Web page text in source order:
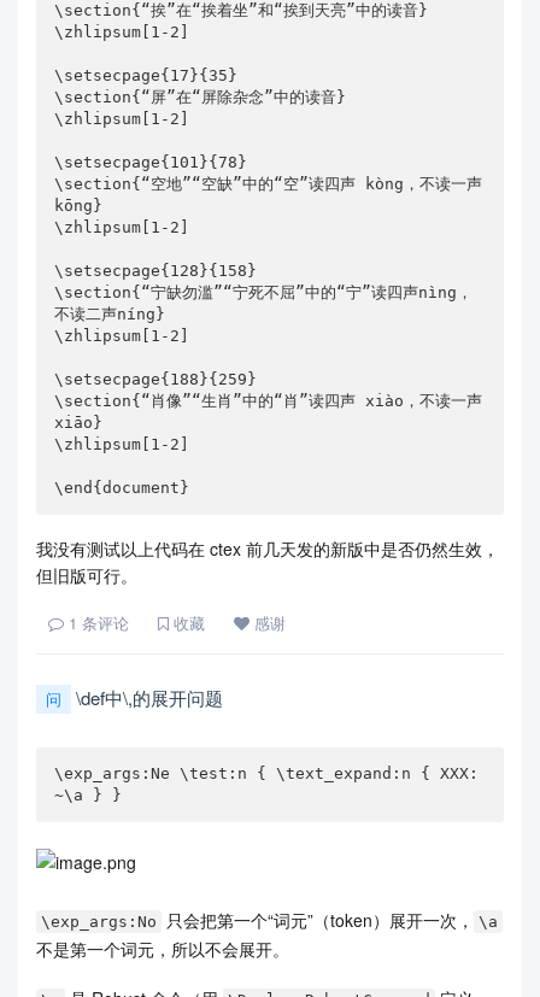
\section{“挨”在“挨着坐”和“挨到天亮”中的读音}
\zhlipsum[1-2]
\setsecpage{17}{35}
\section{“屏”在“屏除杂念”中的读音}
\zhlipsum[1-2]
\setsecpage{101}{78}
\section{“空地”“空缺”中的“空”读四声 kòng，不读一声
kōng}
\zhlipsum[1-2]
\setsecpage{128}{158}
\section{“宁缺勿滥”“宁死不屈”中的“宁”读四声nìng，
不读二声níng}
\zhlipsum[1-2]
\setsecpage{188}{259}
\section{“肖像”“生肖”中的“肖”读四声 xiào，不读一声
xiāo}
\zhlipsum[1-2]
\end{document}
我没有测试以上代码在 ctex 前几天发的新版中是否仍然生效，
但旧版可行。
1 条评论 收藏 感谢
问 \def中\,的展开问题
\exp_args:Ne \test:n { \text_expand:n { XXX:
~\a } }
\exp_args:No 只会把第一个“词元”（token）展开一次， \a
不是第一个词元，所以不会展开。